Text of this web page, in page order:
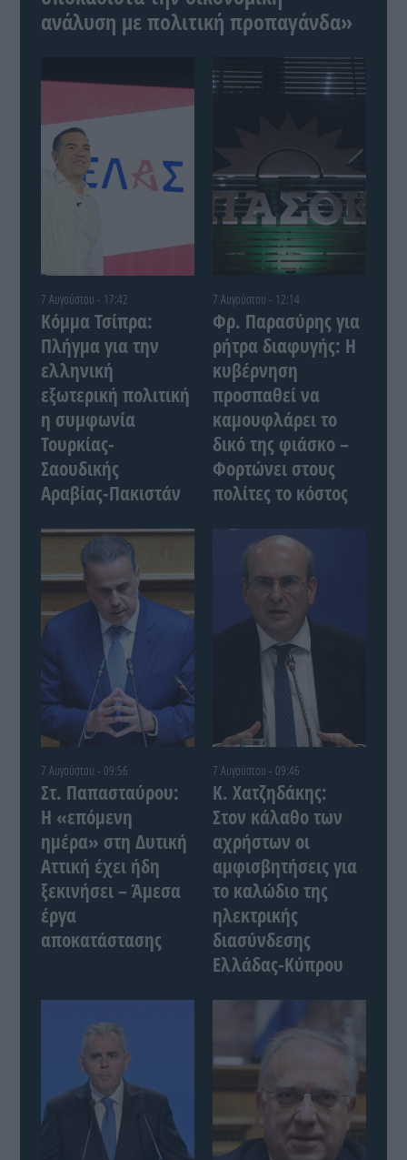
ανάλυση με πολιτική προπαγάνδα»
7 Αυγούστου - 17:42
Κόμμα Τσίπρα:
Πλήγμα για την
ελληνική
εξωτερική πολιτική
η συμφωνία
Τουρκίας-
Σαουδικής
Αραβίας-Πακιστάν
7 Αυγούστου - 12:14
Φρ. Παρασύρης για
ρήτρα διαφυγής: Η
κυβέρνηση
προσπαθεί να
καμουφλάρει το
δικό της φιάσκο –
Φορτώνει στους
πολίτες το κόστος
7 Αυγούστου - 09:56
Στ. Παπασταύρου:
Η «επόμενη
ημέρα» στη Δυτική
Αττική έχει ήδη
ξεκινήσει – Άμεσα
έργα
αποκατάστασης
7 Αυγούστου - 09:46
Κ. Χατζηδάκης:
Στον κάλαθο των
αχρήστων οι
αμφισβητήσεις για
το καλώδιο της
ηλεκτρικής
διασύνδεσης
Ελλάδας-Κύπρου